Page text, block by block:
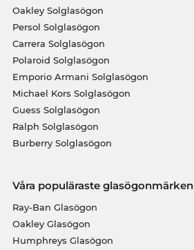
Oakley Solglasögon
Persol Solglasögon
Carrera Solglasögon
Polaroid Solglasögon
Emporio Armani Solglasögon
Michael Kors Solglasögon
Guess Solglasögon
Ralph Solglasögon
Burberry Solglasögon
Våra populäraste glasögonmärken
Ray-Ban Glasögon
Oakley Glasögon
Humphreys Glasögon